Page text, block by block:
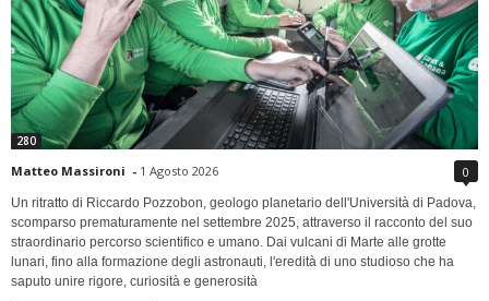
280
Matteo Massironi - 1 Agosto 2026 0
Un ritratto di Riccardo Pozzobon, geologo planetario dell'Università di Padova,
scomparso prematuramente nel settembre 2025, attraverso il racconto del suo
straordinario percorso scientifico e umano. Dai vulcani di Marte alle grotte
lunari, fino alla formazione degli astronauti, l'eredità di uno studioso che ha
saputo unire rigore, curiosità e generosità